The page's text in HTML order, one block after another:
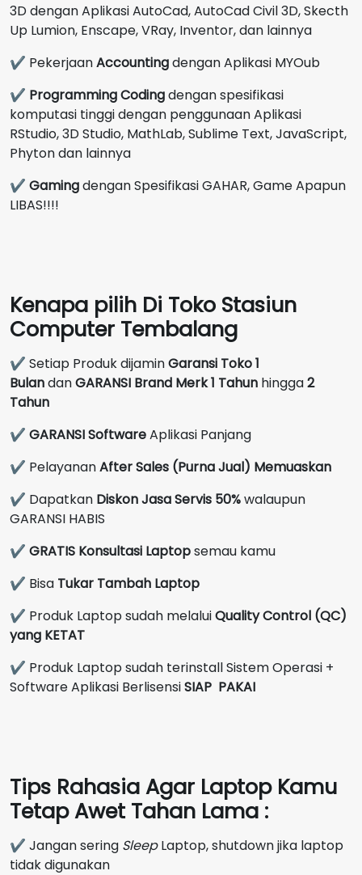
3D dengan Aplikasi AutoCad, AutoCad Civil 3D, Skecth
Up Lumion, Enscape, VRay, Inventor, dan lainnya
✔ PekerjaanAccountingdengan Aplikasi MYOub
✔ Programming Codingdengan spesifikasi
komputasi tinggi dengan penggunaan Aplikasi
RStudio, 3D Studio, MathLab, Sublime Text, JavaScript,
Phyton dan lainnya
✔ Gamingdengan Spesifikasi GAHAR, Game Apapun
LIBAS!!!!
Kenapa pilih Di Toko Stasiun
Computer Tembalang
✔ Setiap Produk dijaminGaransi Toko 1
BulandanGARANSI Brand Merk1 Tahun hingga2
Tahun
✔ GARANSI SoftwareAplikasi Panjang
✔ PelayananAfter Sales (Purna Jual) Memuaskan
✔ Dapatkan Diskon Jasa Servis 50%walaupun
GARANSI HABIS
✔ GRATIS Konsultasi Laptopsemau kamu
✔ Bisa Tukar Tambah Laptop
✔ Produk Laptop sudah melaluiQuality Control (QC)
yang KETAT
✔ Produk Laptop sudah terinstall Sistem Operasi +
Software Aplikasi BerlisensiSIAP PAKAI
Tips Rahasia Agar Laptop Kamu
Tetap Awet Tahan Lama :
✔ Jangan sering SleepLaptop, shutdown jika laptop
tidak digunakan